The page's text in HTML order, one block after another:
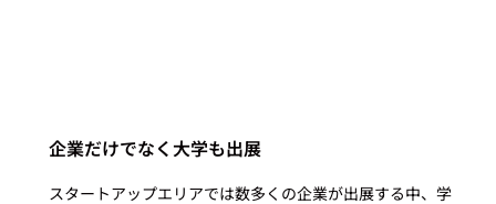
企業だけでなく大学も出展
スタートアップエリアでは数多くの企業が出展する中、学